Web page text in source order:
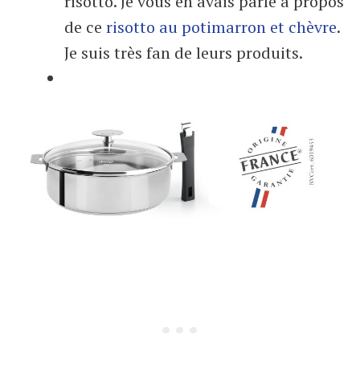
de ce risotto au potimarron et chèvre.
Je suis très fan de leurs produits.